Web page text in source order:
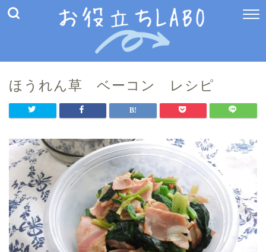
ほうれん草 ベーコン レシピ